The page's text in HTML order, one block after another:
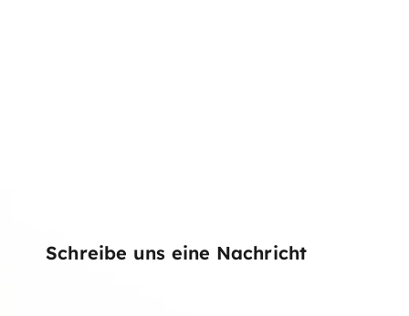
Schreibe uns eine Nachricht